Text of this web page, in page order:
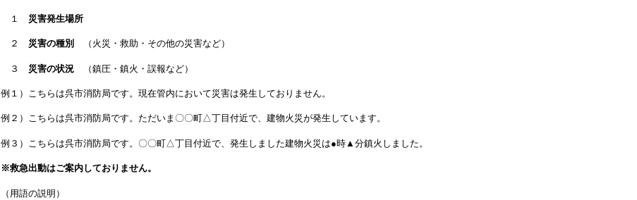
１ 災害発生場所
２ 災害の種別 （火災・救助・その他の災害など）
３ 災害の状況 （鎮圧・鎮火・誤報など）
例１）こちらは呉市消防局です。現在管内において災害は発生しておりません。
例２）こちらは呉市消防局です。ただいま〇〇町△丁目付近で、建物火災が発生しています。
例３）こちらは呉市消防局です。〇〇町△丁目付近で、発生しました建物火災は●時▲分鎮火しました。
※救急出動はご案内しておりません。
（用語の説明）